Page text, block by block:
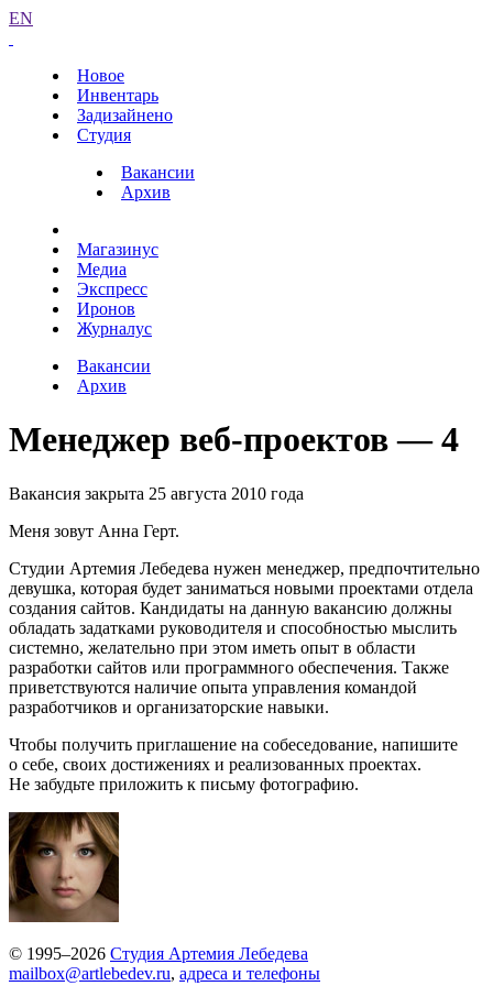
EN
Новое
Инвентарь
Задизайнено
Студия
Вакансии
Архив
Магазинус
Медиа
Экспресс
Иронов
Журналус
Вакансии
Архив
Менеджер веб-проектов — 4
Вакансия закрыта 25 августа 2010 года
Меня зовут Анна Герт.
Студии Артемия Лебедева нужен менеджер, предпочтительно
девушка, которая будет заниматься новыми проектами отдела
создания сайтов. Кандидаты на данную вакансию должны
обладать задатками руководителя и способностью мыслить
системно, желательно при этом иметь опыт в области
разработки сайтов или программного обеспечения. Также
приветствуются наличие опыта управления командой
разработчиков и организаторские навыки.
Чтобы получить приглашение на собеседование, напишите
о себе, своих достижениях и реализованных проектах.
Не забудьте приложить к письму фотографию.
© 1995–2026 Студия Артемия Лебедева
mailbox@artlebedev.ru, адреса и телефоны